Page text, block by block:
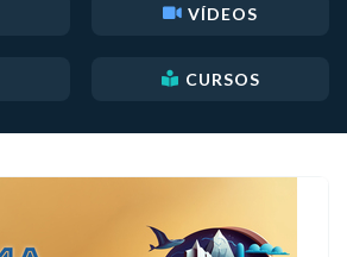
VÍDEOS
CURSOS